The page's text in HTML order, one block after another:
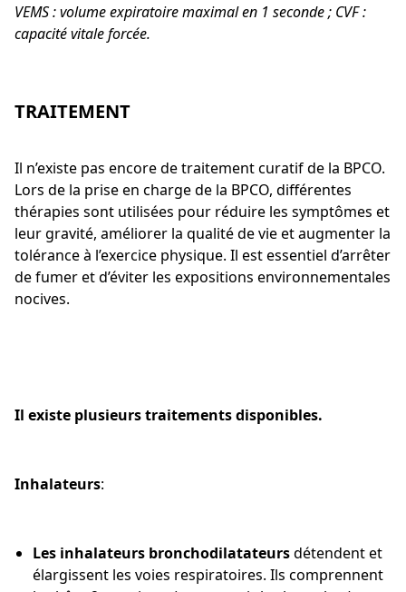
VEMS : volume expiratoire maximal en 1 seconde ; CVF :
capacité vitale forcée.
TRAITEMENT
Il n’existe pas encore de traitement curatif de la BPCO.
Lors de la prise en charge de la BPCO, différentes
thérapies sont utilisées pour réduire les symptômes et
leur gravité, améliorer la qualité de vie et augmenter la
tolérance à l’exercice physique. Il est essentiel d’arrêter
de fumer et d’éviter les expositions environnementales
nocives.
Il existe plusieurs traitements disponibles.
Inhalateurs:
Les inhalateurs bronchodilatateursdétendent et
élargissent les voies respiratoires. Ils comprennent